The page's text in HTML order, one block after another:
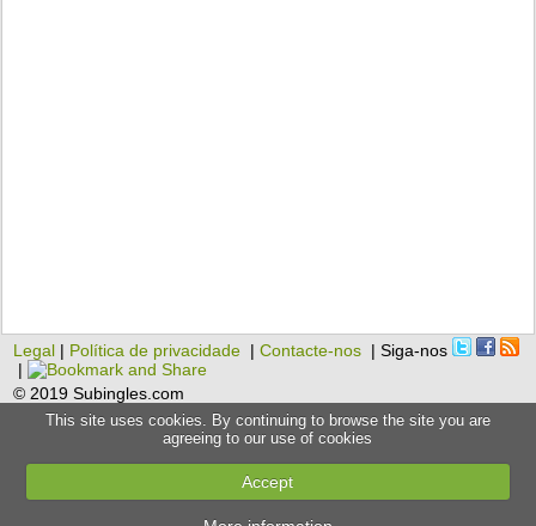
Legal | Política de privacidade |Contacte-nos | Siga-nos
|
© 2019 Subingles.com
This site uses cookies. By continuing to browse the site you are
agreeing to our use of cookies
Accept